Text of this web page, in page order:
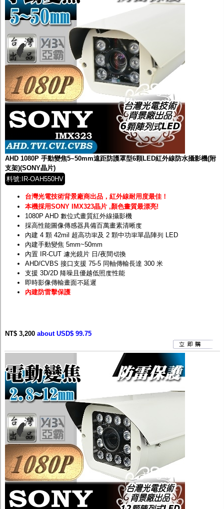
AHD 1080P 手動變焦5~50mm遠距防護罩型6顆LED紅外線防水攝影機(附
支架)(SONY晶片)
料號:IR-OAH550HV
台灣光電技術背景廠商出品，紅外線耐用度最佳！
本機採用SONY IMX323晶片 ,顏色畫質最漂亮!
1080P AHD 數位式畫質紅外線攝影機
採高性能圖像傳感器具備百萬畫素清晰度
內建 4 顆 42mil 超高功率及 2 顆中功率單晶陣列 LED
內建手動變焦 5mm~50mm
內置 IR-CUT 濾光鏡片 日/夜間切換
AHD/CVBS 接口支援 75-5 同軸傳輸長達 300 米
支援 3D/2D 降噪且優越低照度性能
即時影像傳輸畫面不延遲
內建防雷擊保護
NT$ 3,200 about USD$ 99.75